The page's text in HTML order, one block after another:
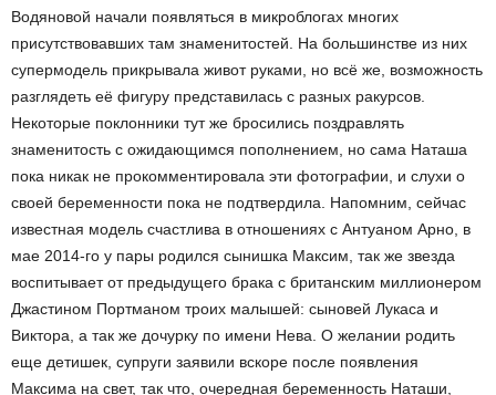
Водяновой начали появляться в микроблогах многих
присутствовавших там знаменитостей. На большинстве из них
супермодель прикрывала живот руками, но всё же, возможность
разглядеть её фигуру представилась с разных ракурсов.
Некоторые поклонники тут же бросились поздравлять
знаменитость с ожидающимся пополнением, но сама Наташа
пока никак не прокомментировала эти фотографии, и слухи о
своей беременности пока не подтвердила. Напомним, сейчас
известная модель счастлива в отношениях с Антуаном Арно, в
мае 2014-го у пары родился сынишка Максим, так же звезда
воспитывает от предыдущего брака с британским миллионером
Джастином Портманом троих малышей: сыновей Лукаса и
Виктора, а так же дочурку по имени Нева. О желании родить
еще детишек, супруги заявили вскоре после появления
Максима на свет, так что, очередная беременность Наташи,